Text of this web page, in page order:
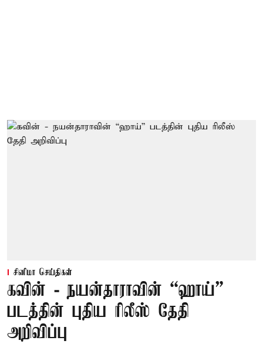
சினிமா செய்திகள்
கவின் - நயன்தாராவின் “ஹாய்”
படத்தின் புதிய ரிலீஸ் தேதி
அறிவிப்பு